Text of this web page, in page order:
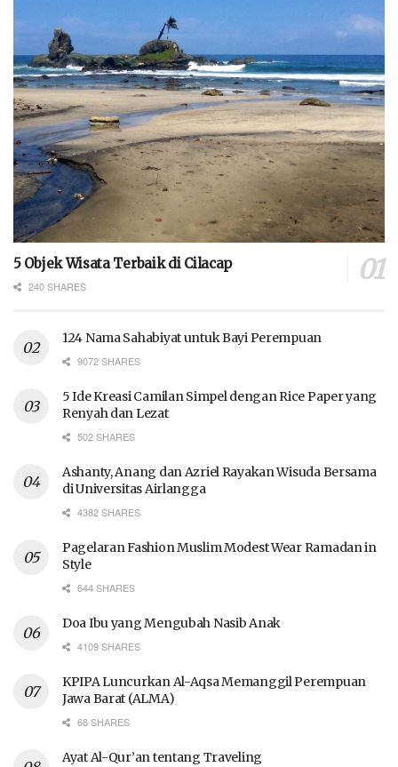
5 Objek Wisata Terbaik di Cilacap
240 SHARES
124 Nama Sahabiyat untuk Bayi Perempuan
9072 SHARES
5 Ide Kreasi Camilan Simpel dengan Rice Paper yang
Renyah dan Lezat
502 SHARES
Ashanty, Anang dan Azriel Rayakan Wisuda Bersama
di Universitas Airlangga
4382 SHARES
Pagelaran Fashion Muslim Modest Wear Ramadan in
Style
644 SHARES
Doa Ibu yang Mengubah Nasib Anak
4109 SHARES
KPIPA Luncurkan Al-Aqsa Memanggil Perempuan
Jawa Barat (ALMA)
68 SHARES
Ayat Al-Qur’an tentang Traveling